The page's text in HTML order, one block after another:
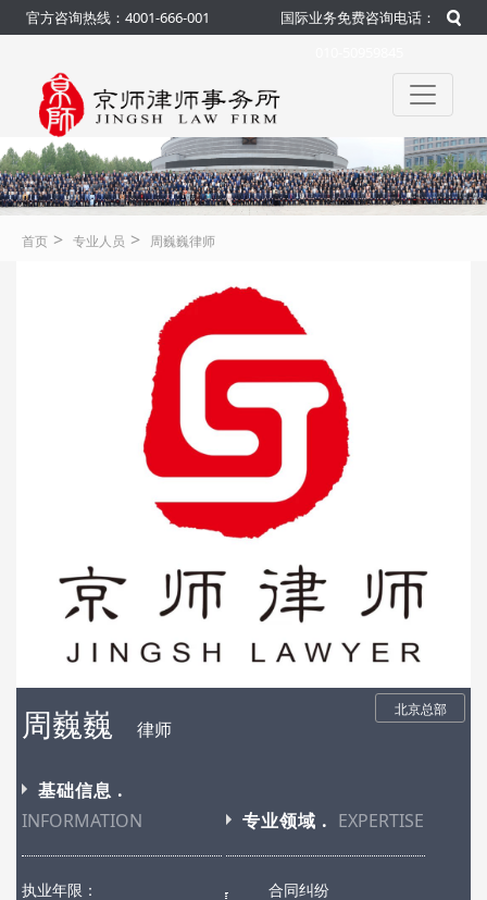
官方咨询热线：4001-666-001
国际业务免费咨询电话：
首页 > 专业人员 > 周巍巍律师
周巍巍 律师
北京总部
基础信息 .
INFORMATION
专业领域 . EXPERTISE
执业年限： 合同纠纷